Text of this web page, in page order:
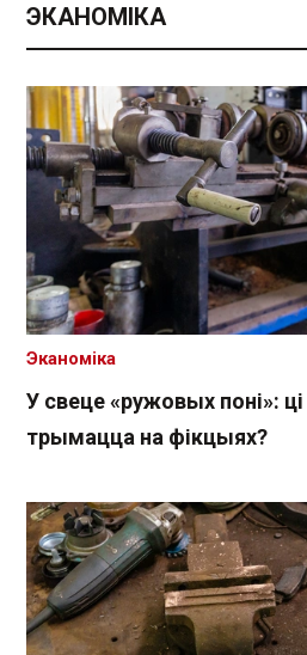
ЭКАНОМІКА
У свеце «ружовых поні»:
трымацца на фікцыях?
Эканоміка